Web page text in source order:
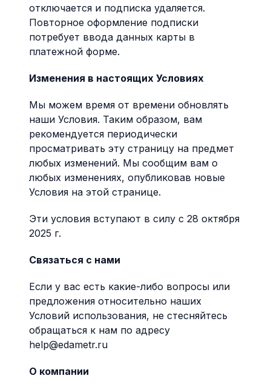
отключается и подписка удаляется.
Повторное оформление подписки
потребует ввода данных карты в
платежной форме.
Изменения в настоящих Условиях
Мы можем время от времени обновлять
наши Условия. Таким образом, вам
рекомендуется периодически
просматривать эту страницу на предмет
любых изменений. Мы сообщим вам о
любых изменениях, опубликовав новые
Условия на этой странице.
Эти условия вступают в силу с 28 октября
2025 г.
Связаться с нами
Если у вас есть какие-либо вопросы или
предложения относительно наших
Условий использования, не стесняйтесь
обращаться к нам по адресу
help@edametr.ru
О компании